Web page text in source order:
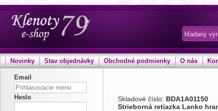
Novinky Stav objednávky Obchodné podmienky O nás
Email
Heslo Skladové číslo: BDA1A01150
Strieborná retiazka Lanko